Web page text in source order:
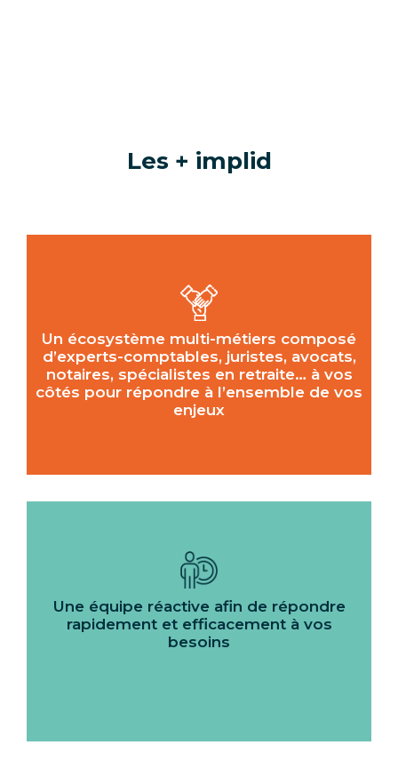
Les + implid
Un écosystème multi-métiers composé
d’experts-comptables, juristes, avocats,
notaires, spécialistes en retraite… à vos
côtés pour répondre à l’ensemble de vos
enjeux
Une équipe réactive afin de répondre
rapidement et efficacement à vos
besoins